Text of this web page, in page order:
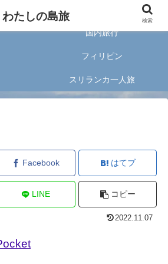
代女子が案内する旅のあれこれ✈︎
国内旅行
フィリピン
スリランカ一人旅
Facebook はてブ
LINE コピー
2022.11.07
わたしの島旅 検索